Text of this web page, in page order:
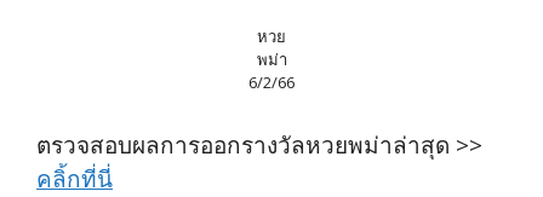
หวย
พม่า
6/2/66
ตรวจสอบผลการออกรางวัลหวยพม่าล่าสุด >>
คลิ้กที่นี่